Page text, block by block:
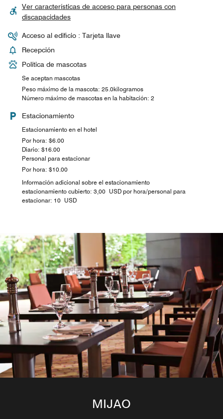
Ver características de acceso para personas con
discapacidades
Acceso al edificio : Tarjeta llave
Recepción
Política de mascotas
Se aceptan mascotas
Peso máximo de la mascota: 25.0kilogramos
Número máximo de mascotas en la habitación: 2
Estacionamiento
Estacionamiento en el hotel
Por hora: $6.00
Diario: $16.00
Personal para estacionar
Por hora: $10.00
Información adicional sobre el estacionamiento
estacionamiento cubierto: 3,00 USD por hora/personal para
estacionar: 10 USD
MIJAO